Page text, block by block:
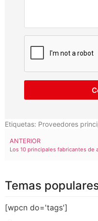
Etiquetas: Proveedores
Los 10 principales
ANTERIOR
Los 10 principales fabricantes de
Temas
[wpcn do='tags']